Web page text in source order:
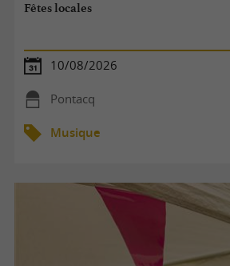
Fêtes locales
10/08/2026
Pontacq
Musique